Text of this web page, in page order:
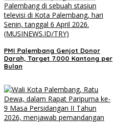
PMI Palembang Genjot Donor
Darah, Target 7.000 Kantong per
Bulan